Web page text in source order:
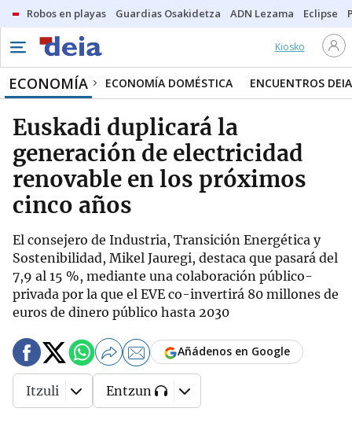
Robos en playas Guardias Osakidetza ADN Lezama Eclipse
Kiosko
ECONOMÍA ECONOMÍA DOMÉSTICA ENCUENTROS DEIA
Euskadi duplicará la
generación de electricidad
renovable en los próximos
cinco años
El consejero de Industria, Transición Energética y
Sostenibilidad, Mikel Jauregi, destaca que pasará del
7,9 al 15 %, mediante una colaboración público-
privada por la que el EVE co-invertirá 80 millones de
euros de dinero público hasta 2030
Añádenos en Google
Itzuli Entzun